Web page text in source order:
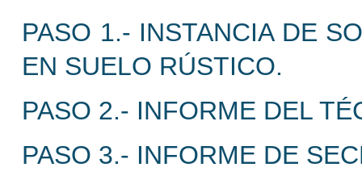
PASO 1.- INSTANCIA DE
EN SUELO RÚSTICO.
PASO 2.- INFORME DEL
PASO 3.- INFORME DE